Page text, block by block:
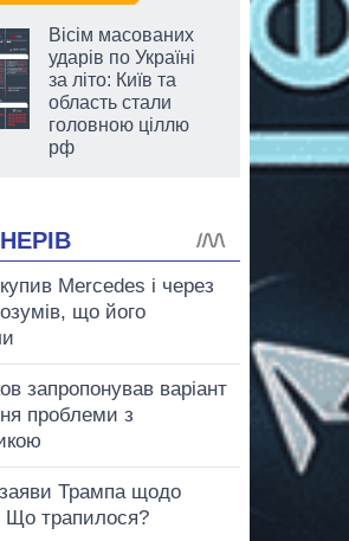
Вісім масованих
ударів по Україні
за літо: Київ та
область стали
головною ціллю
рф